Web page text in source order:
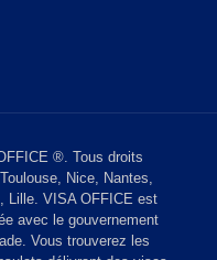
®. Tous droits
Nice, Nantes,
Lille. VISA OFFICE est
avec le gouvernement
Vous trouverez les